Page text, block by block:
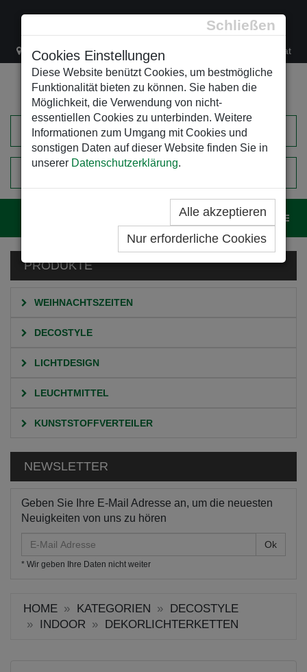
Schließen
Cookies Einstellungen
Diese Website benützt Cookies, um bestmögliche
Funktionalität bieten zu können. Sie haben die
Möglichkeit, die Verwendung von nicht-
essentiellen Cookies zu unterbinden. Weitere
Informationen zum Umgang mit Cookies und
sonstigen Daten auf dieser Website finden Sie in
unserer Datenschutzerklärung.
Alle akzeptieren
Nur erforderliche Cookies
Lacknergasse 78 +43/1/470 37 00 office@leso.at
EINKAUFSWAGEN
PRODUKTE
WEIHNACHTSZEITEN
DECOSTYLE
LICHTDESIGN
LEUCHTMITTEL
KUNSTSTOFFVERTEILER
NEWSLETTER
Geben Sie Ihre E-Mail Adresse an, um die neuesten
Neuigkeiten von uns zu hören
Mail
Adresse
* Wir geben Ihre Daten nicht weiter
HOME KATEGORIEN
DECOSTYLE
INDOOR
DEKORLICHTERKETTEN